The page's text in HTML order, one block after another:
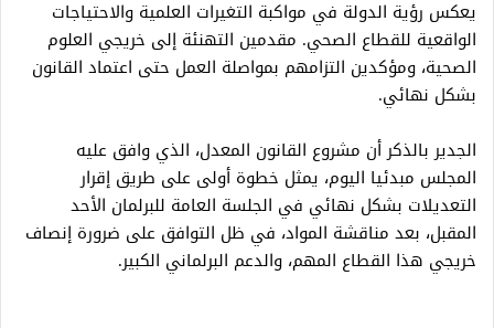
يعكس رؤية الدولة في مواكبة التغيرات العلمية والاحتياجات
الواقعية للقطاع الصحي. مقدمين التهنئة إلى خريجي العلوم
الصحية، ومؤكدين التزامهم بمواصلة العمل حتى اعتماد القانون
بشكل نهائي.
الجدير بالذكر أن مشروع القانون المعدل، الذي وافق عليه
المجلس مبدئيا اليوم، يمثل خطوة أولى على طريق إقرار
التعديلات بشكل نهائي في الجلسة العامة للبرلمان الأحد
المقبل، بعد مناقشة المواد، في ظل التوافق على ضرورة إنصاف
خريجي هذا القطاع المهم، والدعم البرلماني الكبير.